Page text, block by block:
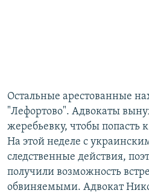
Остальные арестованные
"Лефортово". Адвокаты
жеребьевку, чтобы
На этой неделе с
следственные действия,
получили возможность
обвиняемыми. Адвокат